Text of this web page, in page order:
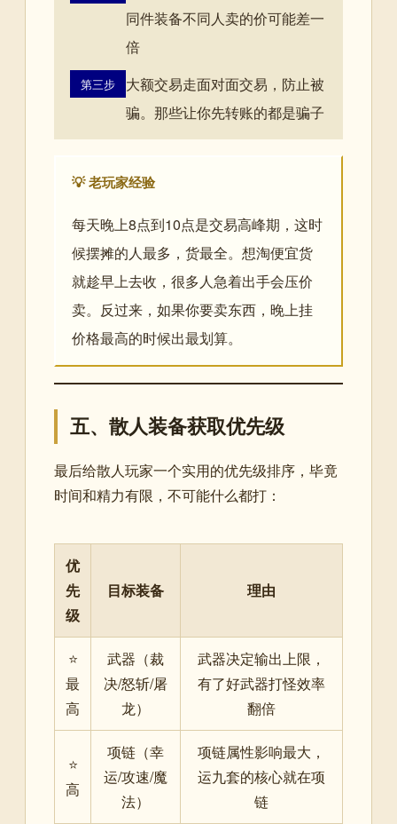
同件装备不同人卖的价可能差一
倍
第三步
大额交易走面对面交易，防止被
骗。那些让你先转账的都是骗子
💡 老玩家经验
每天晚上8点到10点是交易高峰期，这时
候摆摊的人最多，货最全。想淘便宜货
就趁早上去收，很多人急着出手会压价
卖。反过来，如果你要卖东西，晚上挂
价格最高的时候出最划算。
五、散人装备获取优先级
最后给散人玩家一个实用的优先级排序，毕竟
时间和精力有限，不可能什么都打：
优
先
级
目标装备 理由
⭐
最
高
武器（裁
决/怒斩/屠
龙）
武器决定输出上限，
有了好武器打怪效率
翻倍
⭐
高
项链（幸
运/攻速/魔
法）
项链属性影响最大，
运九套的核心就在项
链